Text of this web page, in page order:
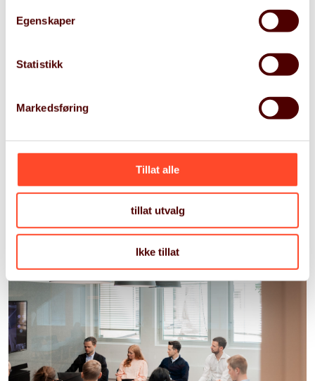
Egenskaper
Statistikk
Markedsføring
Tillat alle
tillat utvalg
Ikke tillat
Vil du jobbe hos Gritera?
Bli med å bygge et drømmehjem for Norges beste